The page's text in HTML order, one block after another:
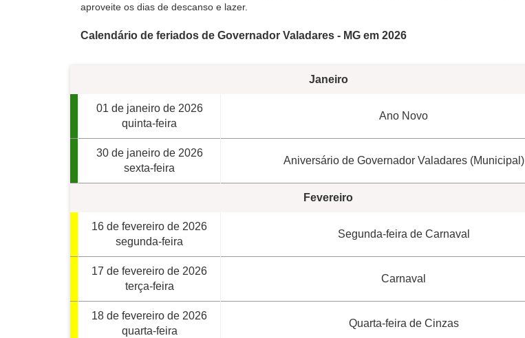
aproveite os dias de descanso e lazer.
Calendário de feriados de Governador Valadares - MG em 2026
Janeiro
01 de janeiro de 2026
quinta-feira
Ano Novo
30 de janeiro de 2026
sexta-feira
Aniversário de Governador Valadares (Municipal)
Fevereiro
16 de fevereiro de 2026
segunda-feira
Segunda-feira de Carnaval
17 de fevereiro de 2026
terça-feira
Carnaval
18 de fevereiro de 2026
quarta-feira
Quarta-feira de Cinzas